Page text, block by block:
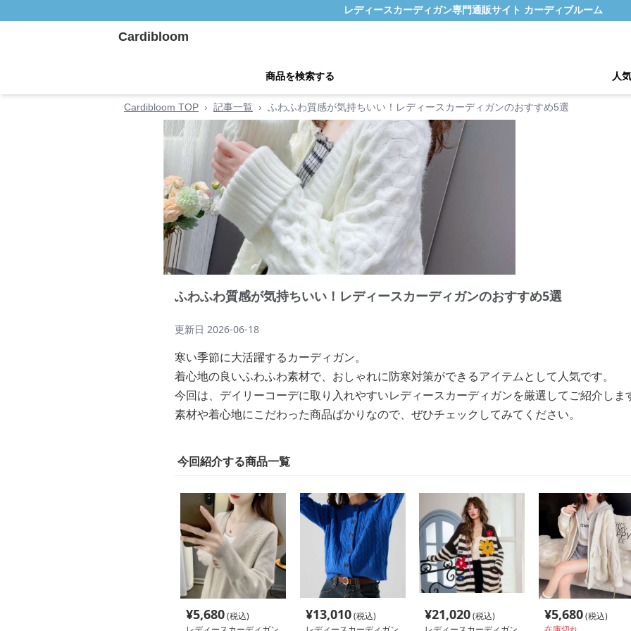
レディースカーディガン専門通販サイト カーディブルーム
Cardibloom
商品を検索する 人
Cardibloom TOP › 記事一覧 › ふわふわ質感が気持ちいい！レディースカーディガンのおすすめ5選
ふわふわ質感が気持ちいい！レディースカーディガンのおすすめ5選
更新日 2026-06-18
寒い季節に大活躍するカーディガン。
着心地の良いふわふわ素材で、おしゃれに防寒対策ができるアイテムとして人気です。
今回は、デイリーコーデに取り入れやすいレディースカーディガンを厳選してご紹介しま
素材や着心地にこだわった商品ばかりなので、ぜひチェックしてみてください。
今回紹介する商品一覧
¥5,680(税込)
¥13,010(税込)
¥21,020(税込)
¥5,680(税込)